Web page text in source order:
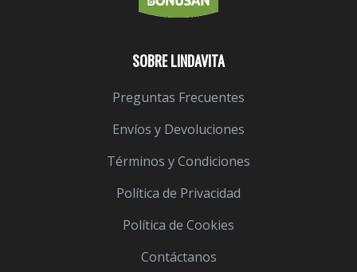
SOBRE LINDAVITA
Preguntas Frecuentes
Envíos y Devoluciones
Términos y Condiciones
Política de Privacidad
Política de Cookies
Contáctanos